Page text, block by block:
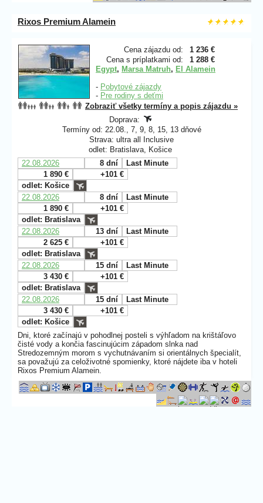
Rixos Premium Alamein
Cena zájazdu od:
1 236 €
Cena s príplatkami od:
1 288 €
Egypt, Marsa Matruh, El Alamein
- Pobytové zájazdy
- Pre rodiny s deťmi
Zobraziť všetky termíny a popis zájazdu »
Doprava:
Termíny od: 22.08., 7, 9, 8, 15, 13 dňové
Strava: ultra all Inclusive
odlet: Bratislava, Košice
22.08.2026
8 dní
Last Minute
1 890 €
+101 €
odlet: Košice
22.08.2026
8 dní
Last Minute
1 890 €
+101 €
odlet: Bratislava
22.08.2026
13 dní
Last Minute
2 625 €
+101 €
odlet: Bratislava
22.08.2026
15 dní
Last Minute
3 430 €
+101 €
odlet: Bratislava
22.08.2026
15 dní
Last Minute
3 430 €
+101 €
odlet: Košice
Dni, ktoré začínajú v pohodlnej posteli s výhľadom na krištáľovo
čisté vody a končia fascinujúcim západom slnka nad
Stredozemným morom s vychutnávaním si orientálnych špecialít,
sa považujú za celoživotné spomienky, ktoré nájdete iba v hoteli
Rixos Premium Alamein.